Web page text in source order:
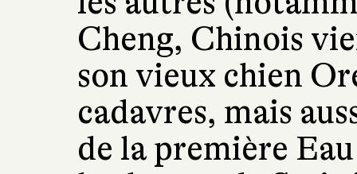
Cheng, Chinois
son vieux chien
cadavres, mais
de la première